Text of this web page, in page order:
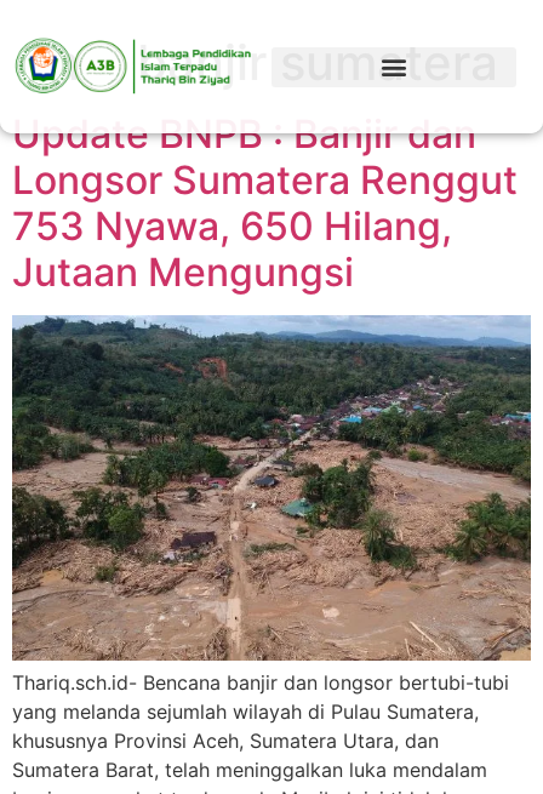
Tag: banjir sumatera
Update BNPB : Banjir dan
Longsor Sumatera Renggut
753 Nyawa, 650 Hilang,
Jutaan Mengungsi
Thariq.sch.id- Bencana banjir dan longsor bertubi-tubi
yang melanda sejumlah wilayah di Pulau Sumatera,
khususnya Provinsi Aceh, Sumatera Utara, dan
Sumatera Barat, telah meninggalkan luka mendalam